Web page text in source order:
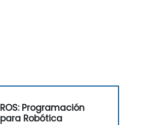
ROS: Programación
para Robótica